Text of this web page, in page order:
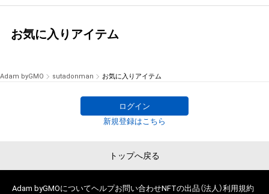
お気に入りアイテム
Adam byGMO sutadonman お気に入りアイテム
ログイン
新規登録はこちら
トップへ戻る
Adam byGMOについてヘルプお問い合わせNFTの出品（法人）利用規約